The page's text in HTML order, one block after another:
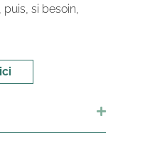
si besoin,